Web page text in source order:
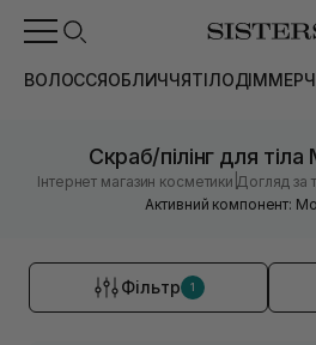
ВОЛОССЯОБЛИЧЧЯТІЛОДІММЕРЧ
Скраб/пілінг для
Інтернет магазин косметики |Догляд за
Активний компонент:
Фільтр 1